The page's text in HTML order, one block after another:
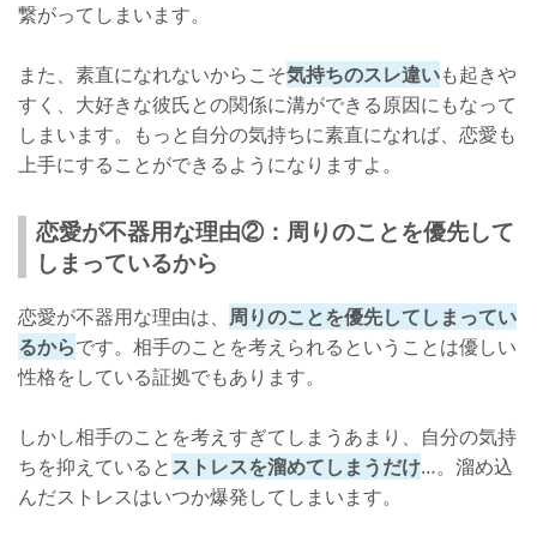
繋がってしまいます。
また、素直になれないからこそ気持ちのスレ違いも起きや
すく、大好きな彼氏との関係に溝ができる原因にもなって
しまいます。もっと自分の気持ちに素直になれば、恋愛も
上手にすることができるようになりますよ。
恋愛が不器用な理由②：周りのことを優先して
しまっているから
恋愛が不器用な理由は、 周りのことを優先してしまってい
るからです。相手のことを考えられるということは優しい
性格をしている証拠でもあります。
しかし相手のことを考えすぎてしまうあまり、自分の気持
ちを抑えているとストレスを溜めてしまうだけ…。溜め込
んだストレスはいつか爆発してしまいます。